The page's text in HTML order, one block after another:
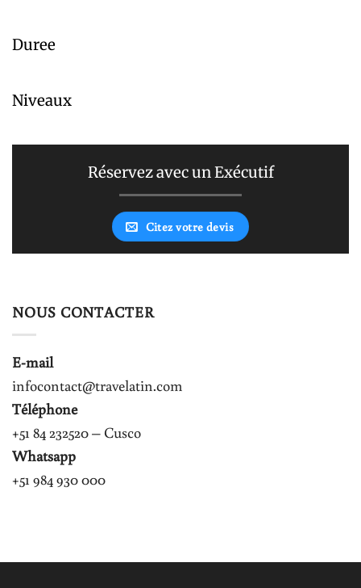
Duree
Niveaux
Réservez avec un Exécutif
Citez votre devis
NOUS CONTACTER
E-mail
infocontact@travelatin.com
Téléphone
+51 84 232520 – Cusco
Whatsapp
+51 984 930 000